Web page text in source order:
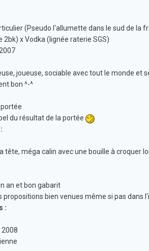
(Pseudo l'allumette dans le sud de la
x Vodka (lignée raterie SGS)
joueuse, sociable avec tout le monde et
bon ^-^
du résultat de la portée
tête, méga calin avec une bouille à croquer
an et bon gabarit
bien venues même si pas dans
: